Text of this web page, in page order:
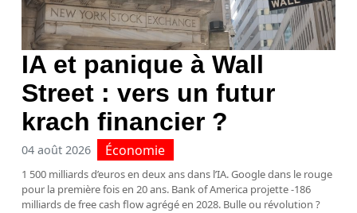
IA et panique à Wall
Street : vers un futur
krach financier ?
04 août 2026 Économie
1 500 milliards d’euros en deux ans dans l’IA. Google dans le rouge
pour la première fois en 20 ans. Bank of America projette -186
milliards de free cash flow agrégé en 2028. Bulle ou révolution ?